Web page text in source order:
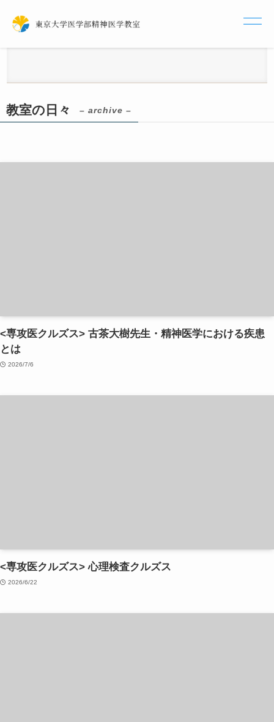
教室の日々 – archive –
<専攻医クルズス> 古茶大樹先生・精神医学における疾患
とは
2026/7/6
<専攻医クルズス> 心理検査クルズス
2026/6/22